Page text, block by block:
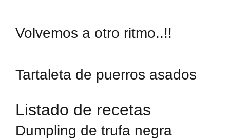
Volvemos a otro ritmo..!!
Tartaleta de puerros asados
Listado de recetas
Dumpling de trufa negra